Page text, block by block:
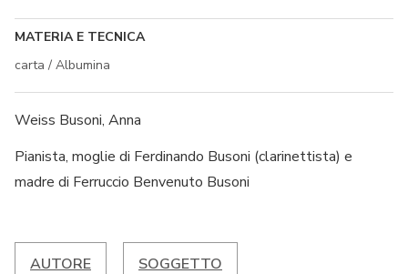
MATERIA E TECNICA
carta / Albumina
Weiss Busoni, Anna
Pianista, moglie di Ferdinando Busoni (clarinettista) e
madre di Ferruccio Benvenuto Busoni
AUTORE SOGGETTO